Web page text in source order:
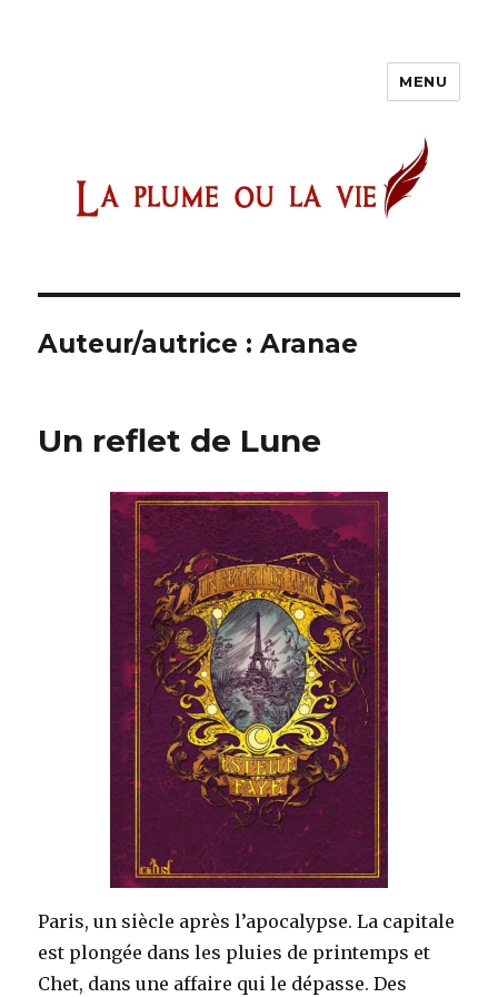
MENU
Auteur/autrice :Aranae
Un reflet de Lune
Paris, un siècle après l’apocalypse. La capitale
est plongée dans les pluies de printemps et
Chet, dans une affaire qui le dépasse. Des